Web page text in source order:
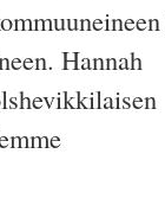
Hannah